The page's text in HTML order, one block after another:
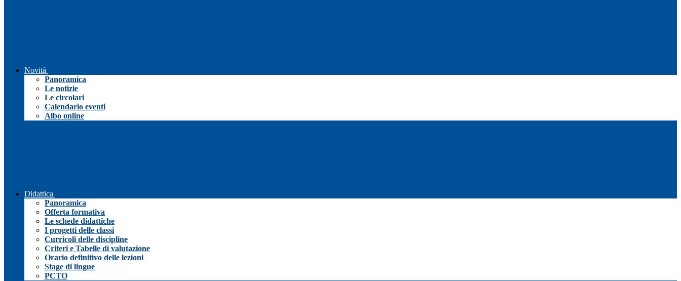
Novità
Panoramica
Le notizie
Le circolari
Calendario eventi
Albo online
Didattica
Panoramica
Offerta formativa
Le schede didattiche
I progetti delle classi
Curricoli delle discipline
Criteri e Tabelle di valutazione
Orario definitivo delle lezioni
Stage di lingue
PCTO